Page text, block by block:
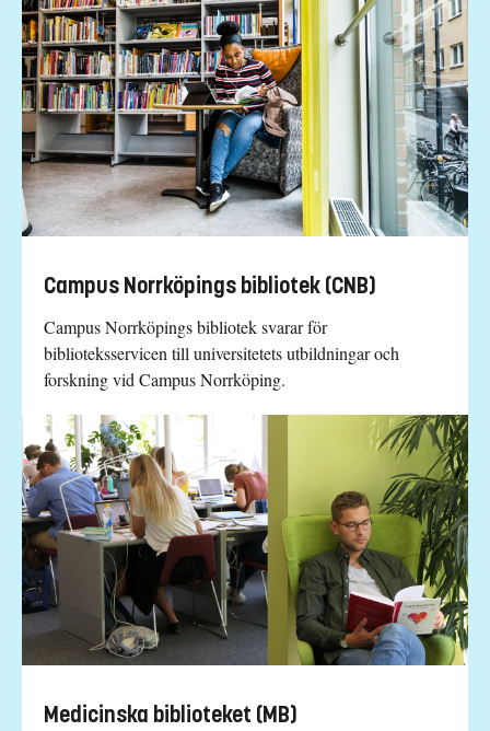
Campus Norrköpings bibliotek (CNB)
Campus Norrköpings bibliotek svarar för
biblioteksservicen till universitetets utbildningar och
forskning vid Campus Norrköping.
Medicinska biblioteket (MB)